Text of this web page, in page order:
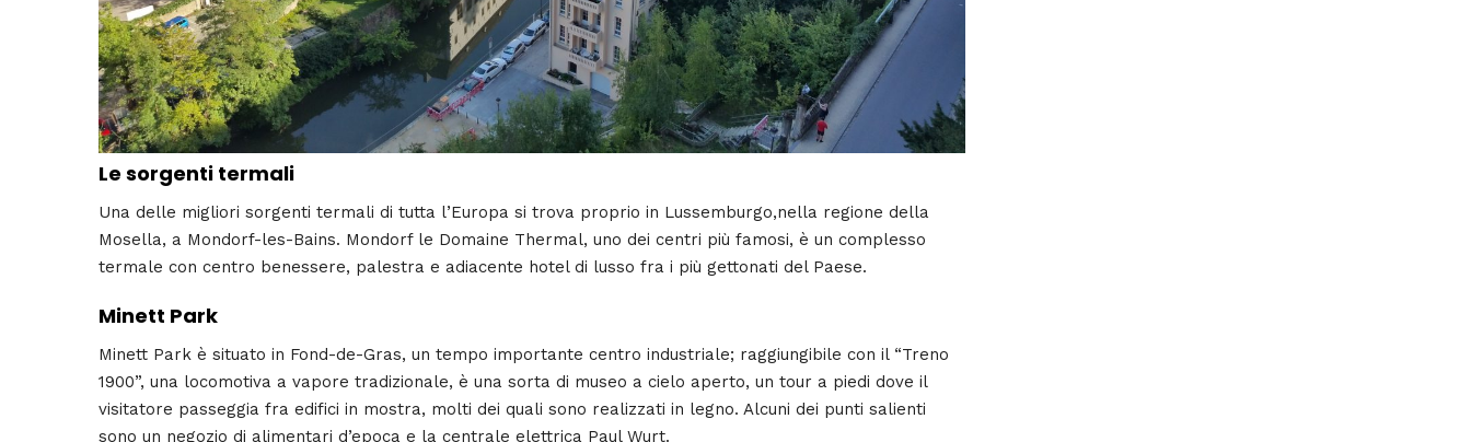
Le sorgenti termali
Una delle migliori sorgenti termali di tutta l’Europa si trova proprio in Lussemburgo,nella regione della
Mosella, a Mondorf-les-Bains. Mondorf le Domaine Thermal, uno dei centri più famosi, è un complesso
termale con centro benessere, palestra e adiacente hotel di lusso fra i più gettonati del Paese.
Minett Park
Minett Park è situato in Fond-de-Gras, un tempo importante centro industriale; raggiungibile con il “Treno
1900”, una locomotiva a vapore tradizionale, è una sorta di museo a cielo aperto, un tour a piedi dove il
visitatore passeggia fra edifici in mostra, molti dei quali sono realizzati in legno. Alcuni dei punti salienti
sono un negozio di alimentari d’epoca e la centrale elettrica Paul Wurt.